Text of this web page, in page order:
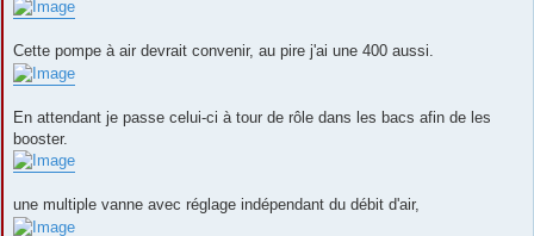
Cette pompe à air devrait convenir, au pire j'ai une 400 aussi.
En attendant je passe celui-ci à tour de rôle dans les bacs afin de les
booster.
une multiple vanne avec réglage indépendant du débit d'air,